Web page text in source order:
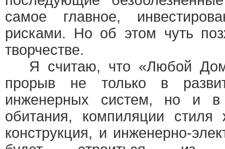
самое главное,
рисками. Но об этом чуть
творчестве.
Я считаю, что «Любой
прорыв не только в
инженерных систем, но и в
обитания, компиляции
конструкция, и инженерно-